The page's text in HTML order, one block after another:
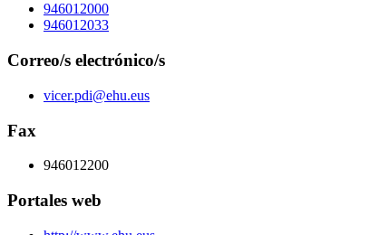
946012000
946012033
Correo/s electrónico/s
vicer.pdi@ehu.eus
Fax
946012200
Portales web